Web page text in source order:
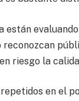
están
riesgo la
en el